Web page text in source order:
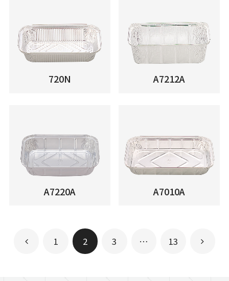
720N A7212A
A7220A A7010A
1 2 3 … 13